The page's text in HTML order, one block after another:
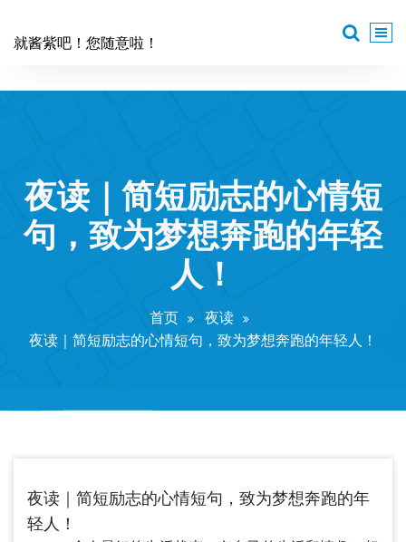
就酱紫吧！您随意啦！
夜读｜简短励志的心情短
句，致为梦想奔跑的年轻
人！
首页
夜读
夜读｜简短励志的心情短句，致为梦想奔跑的年轻人！
夜读｜简短励志的心情短句，致为梦想奔跑的年
轻人！